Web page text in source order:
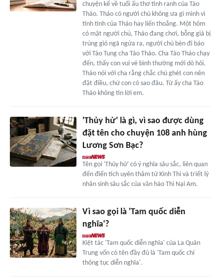
chuyện kể về tuổi ấu thơ tinh ranh của Tào
Tháo. Tháo có người chú không ưa gì mình vì
tính tình của Tháo hay liến thoắng. Một hôm
có mặt người chú, Tháo đang chơi, bỗng giả bị
trúng gió ngã ngửa ra, người chú bèn đi báo
với Tào Tung cha Tào Tháo. Cha Tào Tháo chạy
đến, thấy con vui vẻ bình thường mới dò hỏi.
Tháo nói với cha rằng chắc chú ghét con nên
đặt điều, chứ con có sao đâu. Từ ấy cha Tào
Tháo không tin lời em.
'Thủy hử' là gì, vì sao được dùng
đặt tên cho chuyện 108 anh hùng
Lương Sơn Bạc?
Tên gọi 'Thủy hử' có ý nghĩa sâu sắc, liên quan
đến điển tích uyên thâm từ Kinh Thi và triết lý
nhân sinh sâu sắc của văn hào Thi Nại Am.
Vì sao gọi là 'Tam quốc diễn
nghĩa'?
Kiệt tác 'Tam quốc diễn nghĩa' của La Quán
Trung vốn có tên đầy đủ là 'Tam quốc chí
thông tục diễn nghĩa'.